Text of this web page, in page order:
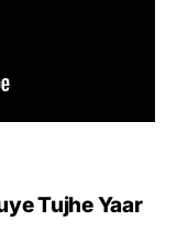
Tujhe Yaar